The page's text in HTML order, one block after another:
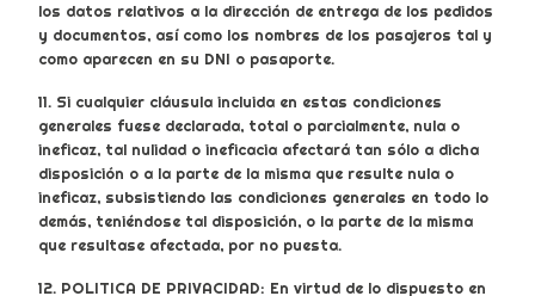
los datos relativos a la dirección de entrega de los pedidos
y documentos, así como los nombres de los pasajeros tal y
como aparecen en su DNI o pasaporte.
11. Si cualquier cláusula incluida en estas condiciones
generales fuese declarada, total o parcialmente, nula o
ineficaz, tal nulidad o ineficacia afectará tan sólo a dicha
disposición o a la parte de la misma que resulte nula o
ineficaz, subsistiendo las condiciones generales en todo lo
demás, teniéndose tal disposición, o la parte de la misma
que resultase afectada, por no puesta.
12. POLITICA DE PRIVACIDAD: En virtud de lo dispuesto en